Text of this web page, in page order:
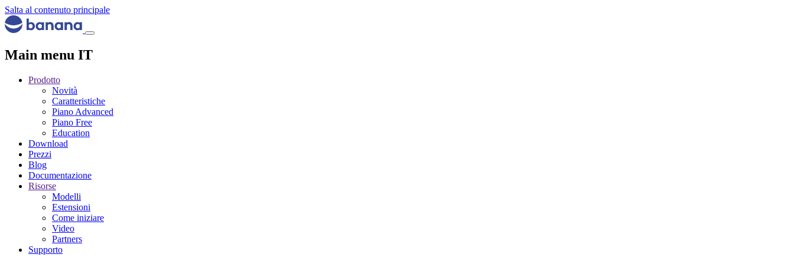
Salta al contenuto principale
Main menu IT
Prodotto
Novità
Caratteristiche
Piano Advanced
Piano Free
Education
Download
Prezzi
Blog
Documentazione
Risorse
Modelli
Estensioni
Come iniziare
Video
Partners
Supporto